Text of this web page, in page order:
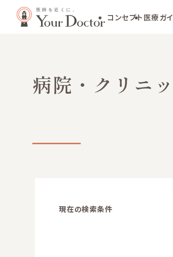
コンセプト医療ガ
病院・クリニ
現在の検索条件